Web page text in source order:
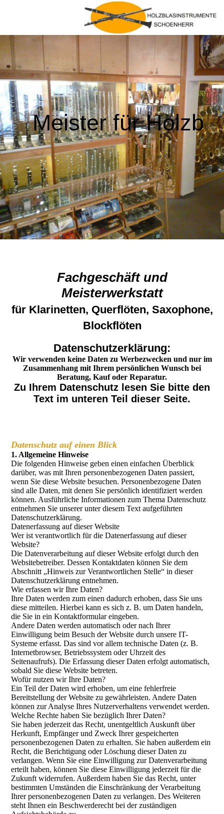
Meister für Holzb
Fachgeschäft und
Meisterwerkstatt
für Klarinetten, Querflöten, Saxophone,
Blockflöten
Datenschutzerklärung:
Wir verwenden keine Daten zu Werbezwecken und nur im
Zusammenhang mit Ihrem persönlichen Wunsch bei
Beratung, Kauf oder Reparatur.
Zu Ihrem Datenschutz lesen Sie bitte den
Text im unteren Teil dieser Seite.
Datenschutz auf einen Blick
1. Allgemeine Hinweise
Die folgenden Hinweise geben einen einfachen Überblick
darüber, was mit Ihren personenbezogenen Daten passiert,
wenn Sie diese Website besuchen. Personenbezogene Daten
sind alle Daten, mit denen Sie persönlich identifiziert werden
können. Ausführliche Informationen zum Thema Datenschutz
entnehmen Sie unserer unter diesem Text aufgeführten
Datenschutzerklärung.
Datenerfassung auf dieser Website
Wer ist verantwortlich für die Datenerfassung auf dieser
Website?
Die Datenverarbeitung auf dieser Website erfolgt durch den
Websitebetreiber. Dessen Kontaktdaten können Sie dem
Abschnitt „Hinweis zur Verantwortlichen Stelle“ in dieser
Datenschutzerklärung entnehmen.
Wie erfassen wir Ihre Daten?
Ihre Daten werden zum einen dadurch erhoben, dass Sie uns
diese mitteilen. Hierbei kann es sich z. B. um Daten handeln,
die Sie in ein Kontaktformular eingeben.
Andere Daten werden automatisch oder nach Ihrer
Einwilligung beim Besuch der Website durch unsere IT-
Systeme erfasst. Das sind vor allem technische Daten (z. B.
Internetbrowser, Betriebssystem oder Uhrzeit des
Seitenaufrufs). Die Erfassung dieser Daten erfolgt automatisch,
sobald Sie diese Website betreten.
Wofür nutzen wir Ihre Daten?
Ein Teil der Daten wird erhoben, um eine fehlerfreie
Bereitstellung der Website zu gewährleisten. Andere Daten
können zur Analyse Ihres Nutzerverhaltens verwendet werden.
Welche Rechte haben Sie bezüglich Ihrer Daten?
Sie haben jederzeit das Recht, unentgeltlich Auskunft über
Herkunft, Empfänger und Zweck Ihrer gespeicherten
personenbezogenen Daten zu erhalten. Sie haben außerdem ein
Recht, die Berichtigung oder Löschung dieser Daten zu
verlangen. Wenn Sie eine Einwilligung zur Datenverarbeitung
erteilt haben, können Sie diese Einwilligung jederzeit für die
Zukunft widerrufen. Außerdem haben Sie das Recht, unter
bestimmten Umständen die Einschränkung der Verarbeitung
Ihrer personenbezogenen Daten zu verlangen. Des Weiteren
steht Ihnen ein Beschwerderecht bei der zuständigen